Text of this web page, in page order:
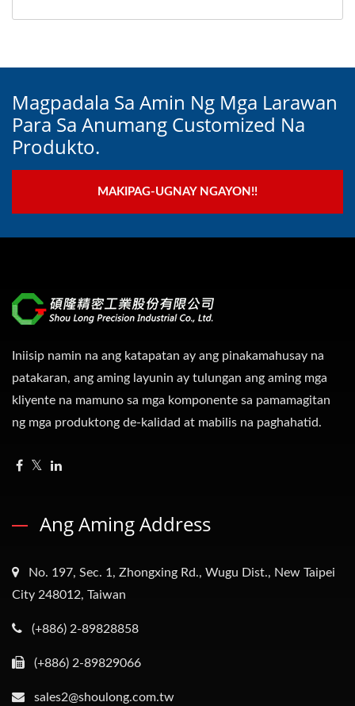
Magpadala Sa Amin Ng Mga Larawan
Para Sa Anumang Customized Na
Produkto.
MAKIPAG-UGNAY NGAYON!!
Iniisip namin na ang katapatan ay ang pinakamahusay na
patakaran, ang aming layunin ay tulungan ang aming mga
kliyente na mamuno sa mga komponente sa pamamagitan
ng mga produktong de-kalidad at mabilis na paghahatid.
Ang Aming Address
No. 197, Sec. 1, Zhongxing Rd., Wugu Dist., New Taipei
City 248012, Taiwan
(+886) 2-89828858
(+886) 2-89829066
sales2@shoulong.com.tw